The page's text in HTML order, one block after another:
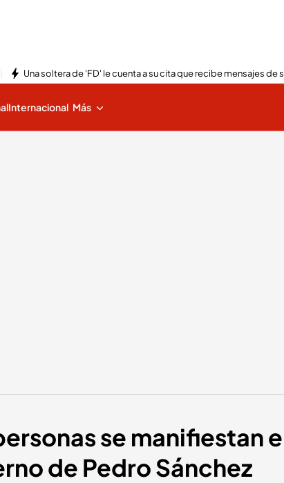
Una soltera de 'FD' le cuenta a su cita que recibe mensajes de
Internacional Más
se manifiestan
de Pedro Sánchez